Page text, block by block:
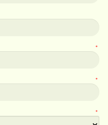
*
*
*